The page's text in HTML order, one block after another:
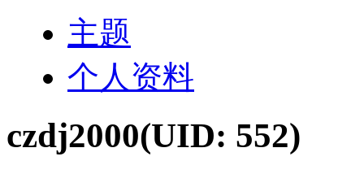
主题
个人资料
czdj2000(UID: 552)